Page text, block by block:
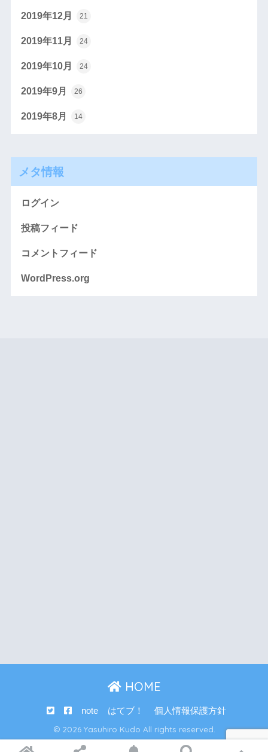
2019年12月 21
2019年11月 24
2019年10月 24
2019年9月 26
2019年8月 14
メタ情報
ログイン
投稿フィード
コメントフィード
WordPress.org
HOME
note はてブ！ 個人情報保護方針
© 2026 Yasuhiro Kudo All rights reserved.